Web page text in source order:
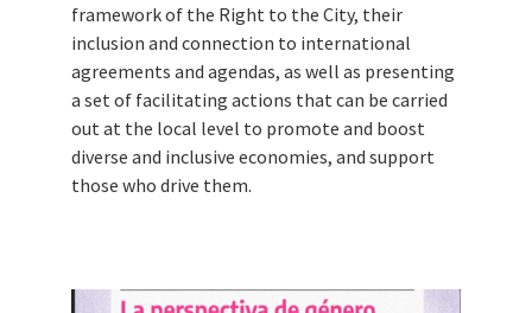
framework of the Right to the City, their
inclusion and connection to international
agreements and agendas, as well as presenting
a set of facilitating actions that can be carried
out at the local level to promote and boost
diverse and inclusive economies, and support
those who drive them.